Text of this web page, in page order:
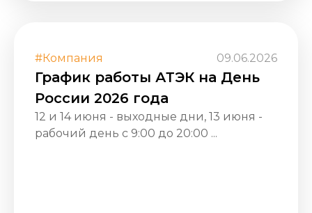
#Компания 09.06.2026
График работы АТЭК на День
России 2026 года
12 и 14 июня - выходные дни, 13 июня -
рабочий день с 9:00 до 20:00 ...